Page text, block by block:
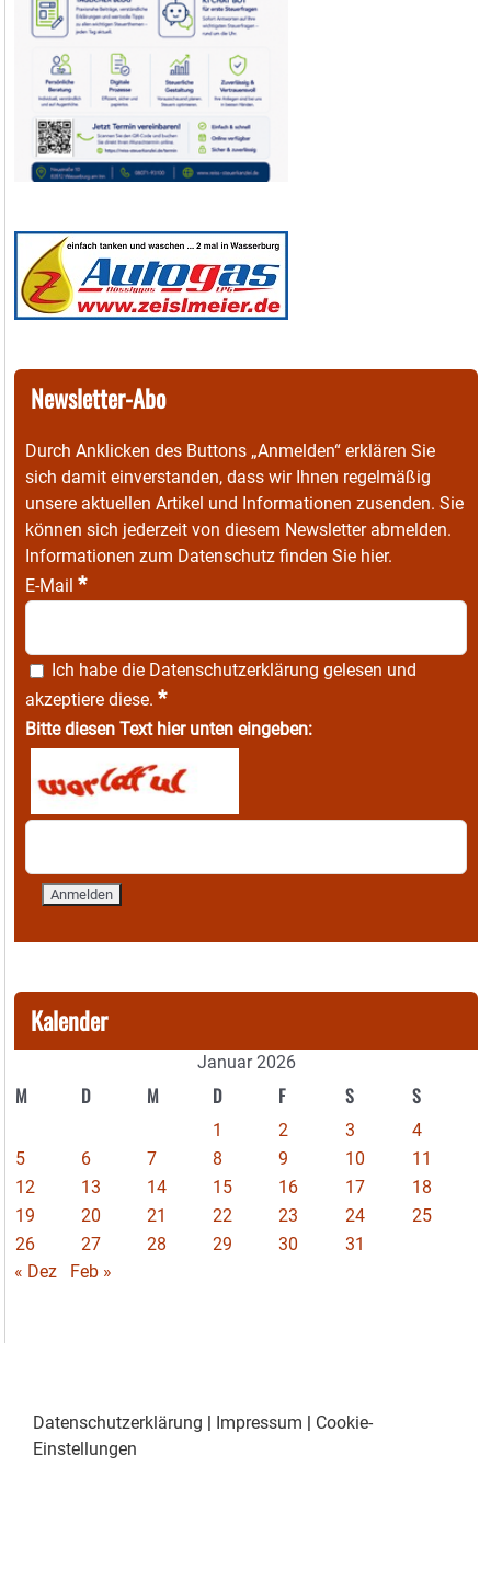
Newsletter-Abo
Durch Anklicken des Buttons „Anmelden“ erklären Sie
sich damit einverstanden, dass wir Ihnen regelmäßig
unsere aktuellen Artikel und Informationen zusenden. Sie
können sich jederzeit von diesem Newsletter abmelden.
Informationen zum Datenschutz finden Sie hier.
E-Mail *
Ich habe die Datenschutzerklärung gelesen und
akzeptiere diese. *
Bitte diesen Text hier unten eingeben:
Kalender
Januar 2026
M D M D F S S
1 2 3
4
5
6 7 8 9 10
11
12
13 14 15 16 17
18
19
20 21 22 23 24
25
26
27 28 29 30
31
« Dez
Feb »
Datenschutzerklärung | Impressum | Cookie-
Einstellungen